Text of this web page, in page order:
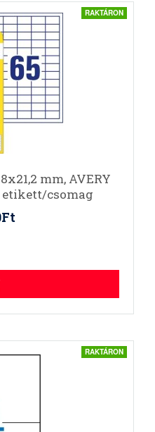
RAKTÁRON
mm, AVERY
etikett/csomag
RAKTÁRON